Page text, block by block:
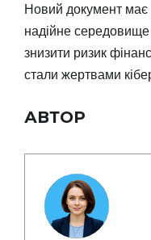
Новий документ має
надійне
знизити ризик
стали жертвами
АВТОР